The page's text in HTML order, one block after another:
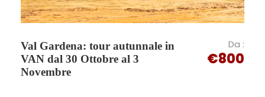
Programma
Val Gardena: tour autunnale in
VAN dal 30 Ottobre al 3
Novembre
Da :
€800